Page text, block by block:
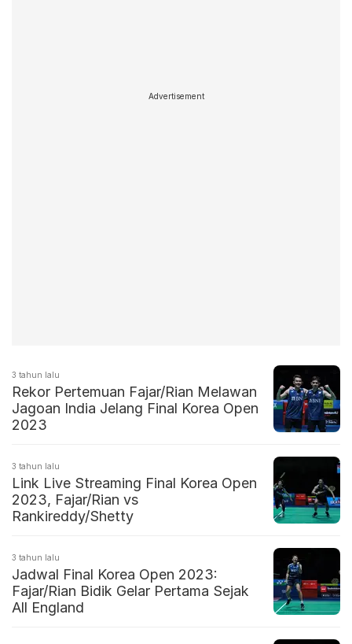
Advertisement
3 tahun lalu
Rekor Pertemuan Fajar/Rian Melawan
Jagoan India Jelang Final Korea Open
2023
3 tahun lalu
Link Live Streaming Final Korea Open
2023, Fajar/Rian vs
Rankireddy/Shetty
3 tahun lalu
Jadwal Final Korea Open 2023:
Fajar/Rian Bidik Gelar Pertama Sejak
All England